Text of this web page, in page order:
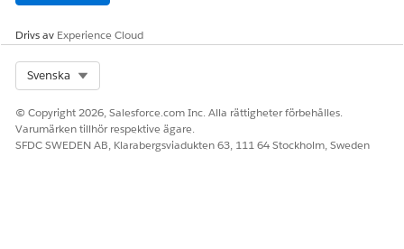
Drivs av Experience Cloud
Svenska
© Copyright 2026, Salesforce.com Inc. Alla rättigheter förbehålles.
Varumärken tillhör respektive ägare.
SFDC SWEDEN AB, Klarabergsviadukten 63, 111 64 Stockholm, Sweden